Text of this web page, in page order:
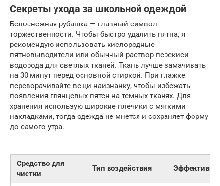
Секреты ухода за школьной одеждой
Белоснежная рубашка — главный символ
торжественности. Чтобы быстро удалить пятна, я
рекомендую использовать кислородные
пятновыводители или обычный раствор перекиси
водорода для светлых тканей. Ткань лучше замачивать
на 30 минут перед основной стиркой. При глажке
переворачивайте вещи наизнанку, чтобы избежать
появления глянцевых пятен на темных тканях. Для
хранения использую широкие плечики с мягкими
накладками, тогда одежда не мнется и сохраняет форму
до самого утра.
Средство для
чистки
Тип воздействия